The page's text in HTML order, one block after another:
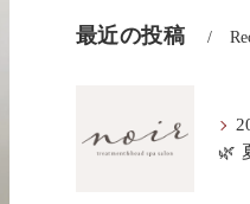
最近の投稿
🌿